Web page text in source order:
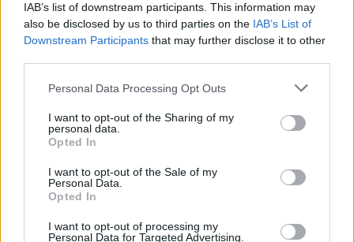
IAB’s list of downstream participants. This information may
also be disclosed by us to third parties on the IAB’s List of
Downstream Participants that may further disclose it to other
Please note that this website/app uses one or more Google
not limited to your visit or usage behaviour. You may click to
grant or deny consent to Google and its third-party tags to
use your data for below specified purposes in below Google
consent section.
Personal Data Processing Opt Outs
I want to opt-out of the Sharing of my
personal data.
Opted In
I want to opt-out of the Sale of my
Personal Data.
Opted In
I want to opt-out of processing my
Personal Data for Targeted Advertising.
autópálya útépítés M1-es autópálya Bicske
M1 bővítés: már zajlik a teljesen új Bicske Kelet
csomópont építése
Tizenegy meglévő csomópontot korszerűsít és négy új,
különszintű csomópontot hoz létre az MKIF az M1-es
bővítésénél.